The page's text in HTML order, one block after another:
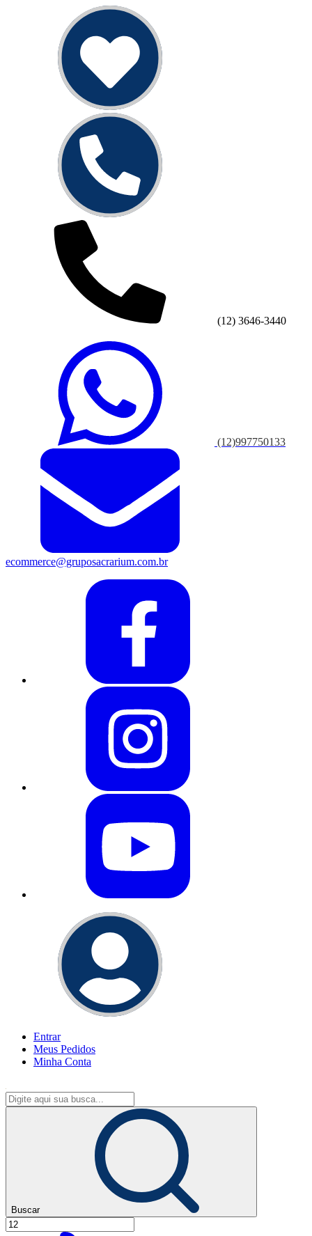
(12) 3646-3440
(12)997750133
ecommerce@gruposacrarium.com.br
Entrar
Meus Pedidos
Minha Conta
Buscar